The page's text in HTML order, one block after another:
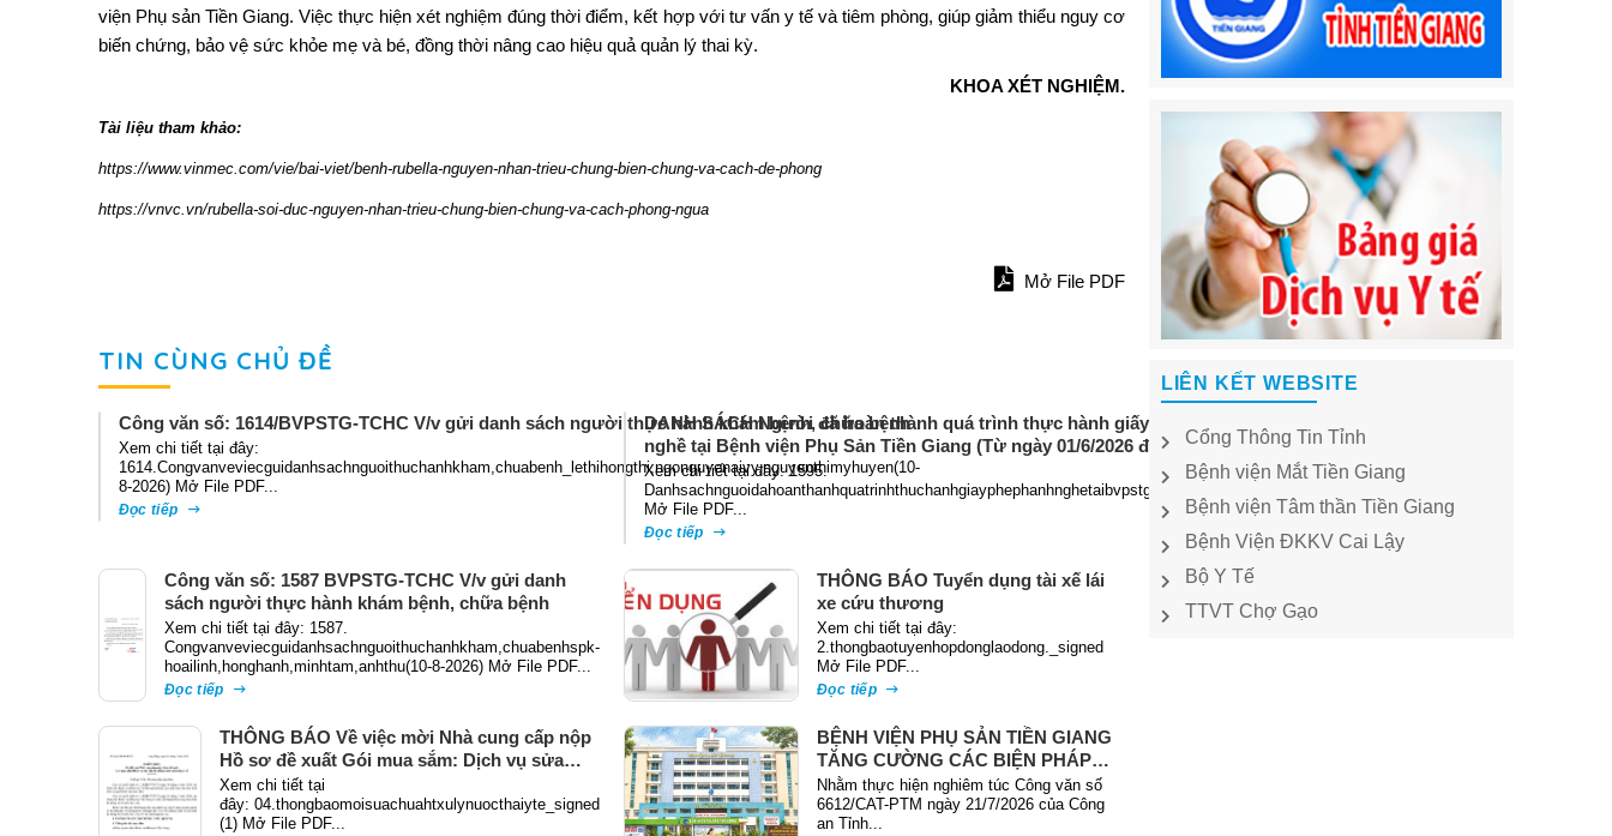
viện Phụ sản Tiền Giang. Việc thực hiện xét nghiệm đúng thời điểm, kết hợp với tư vấn y tế và tiêm phòng, giúp giảm thiểu nguy cơ
biến chứng, bảo vệ sức khỏe mẹ và bé, đồng thời nâng cao hiệu quả quản lý thai kỳ.
KHOA XÉT NGHIỆM.
Tài liệu tham khảo:
https://www.vinmec.com/vie/bai-viet/benh-rubella-nguyen-nhan-trieu-chung-bien-chung-va-cach-de-phong
https://vnvc.vn/rubella-soi-duc-nguyen-nhan-trieu-chung-bien-chung-va-cach-phong-ngua
Mở File PDF
TIN CÙNG CHỦ ĐỀ
Công văn số: 1614/BVPSTG-TCHC V/v gửi danh sách người thực hành khám bệnh, chữa bệnh
Xem chi tiết tại đây:
1614.Congvanveviecguidanhsachnguoithuchanhkham,chuabenh_lethihongthi,ngonguyenaivy,nguyenthimyhuyen(10-
8-2026) Mở File PDF...
Đọc tiếp
DANH SÁCH Người đã hoàn thành quá trình thực hành giấy phép hành
nghề tại Bệnh viện Phụ Sản Tiền Giang (Từ ngày 01/6/2026 đến 31/7/2026)
Xem chi tiết tại đây: 1595.
Danhsachnguoidahoanthanhquatrinhthuchanhgiayphephanhnghetaibvpstg_bsphamhoaian
Mở File PDF...
Đọc tiếp
Công văn số: 1587 BVPSTG-TCHC V/v gửi danh
sách người thực hành khám bệnh, chữa bệnh
Xem chi tiết tại đây: 1587.
Congvanveviecguidanhsachnguoithuchanhkham,chuabenhspk-
hoailinh,honghanh,minhtam,anhthu(10-8-2026) Mở File PDF...
Đọc tiếp
THÔNG BÁO Tuyển dụng tài xế lái
xe cứu thương
Xem chi tiết tại đây:
2.thongbaotuyenhopdonglaodong._signed
Mở File PDF...
Đọc tiếp
THÔNG BÁO Về việc mời Nhà cung cấp nộp
Hồ sơ đề xuất Gói mua sắm: Dịch vụ sửa
chữa hệ thống xử lý nước thải y tế
Xem chi tiết tại
đây: 04.thongbaomoisuachuahtxulynuocthaiyte_signed
(1) Mở File PDF...
BỆNH VIỆN PHỤ SẢN TIỀN GIANG
TĂNG CƯỜNG CÁC BIỆN PHÁP
PHÒNG NGỪA, ĐẤU TRANH VỚI
TỘI PHẠM TRỘM CẮP TÀI SẢN
Nhằm thực hiện nghiêm túc Công văn số
6612/CAT-PTM ngày 21/7/2026 của Công
an Tỉnh...
LIÊN KẾT WEBSITE
Cổng Thông Tin Tỉnh
Bệnh viện Mắt Tiền Giang
Bệnh viện Tâm thần Tiền Giang
Bệnh Viện ĐKKV Cai Lậy
Bộ Y Tế
TTVT Chợ Gạo